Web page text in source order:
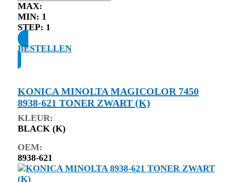
MAX:
MIN: 1
STEP: 1
BESTELLEN
KONICA MINOLTA MAGICOLOR 7450
8938-621 TONER ZWART (K)
KLEUR:
BLACK (K)
OEM:
8938-621